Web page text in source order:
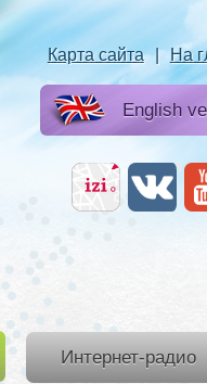
Карта сайта | На
English
Интернет-радио